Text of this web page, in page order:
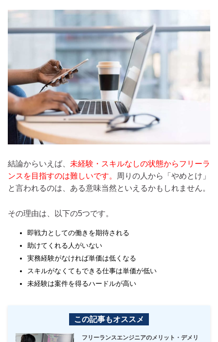
結論からいえば、 未経験・スキルなしの状態からフリーラ
ンスを目指すのは難しいです。
周りの人から「やめとけ」
と言われるのは、ある意味当然といえるかもしれません。
その理由は、以下の5つです。
即戦力としての働きを期待される
助けてくれる人がいない
実務経験がなければ単価は低くなる
スキルがなくてもできる仕事は単価が低い
未経験は案件を得るハードルが高い
この記事もオススメ
フリーランスエンジニアのメリット・デメリ